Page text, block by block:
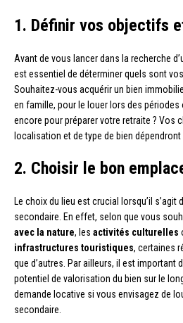
1. Définir vos objectifs
Avant de vous lancer dans la recherche
est essentiel de déterminer quels sont
Souhaitez-vous acquérir un bien
en famille, pour le louer lors des périodes
encore pour préparer votre retraite ? Vos
localisation et de type de bien
2. Choisir le bon
Le choix du lieu est crucial lorsqu’il s’agit
secondaire. En effet, selon que vous
avec la nature, les activités culturelles
infrastructures touristiques, certaines
que d’autres. Par ailleurs, il est important
potentiel de valorisation du bien sur le
demande locative si vous envisagez de
secondaire.